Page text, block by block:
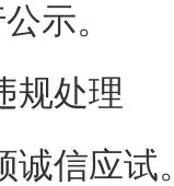
示。
规处理
诚信应试